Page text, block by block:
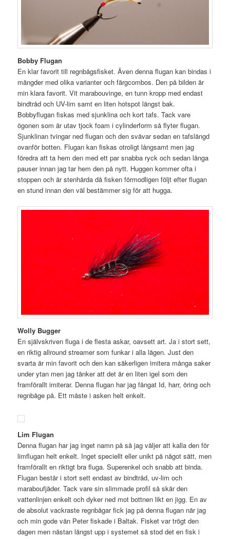
Bobby Flugan
En klar favorit till regnbågsfisket. Även denna flugan kan bindas i
mängder med olika varianter och färgcombos. Den på bilden är
min klara favorit. Vit marabouvinge, en tunn kropp med endast
bindtråd och UV-lim samt en liten hotspot längst bak.
Bobbyflugan fiskas med sjunklina och kort tafs. Tack vare
ögonen som är utav tjock foam i cylinderform så flyter flugan.
Sjunklinan tvingar ned flugan och den svävar sedan en tafslängd
ovanför botten. Flugan kan fiskas otroligt långsamt men jag
föredra att ta hem den med ett par snabba ryck och sedan långa
pauser innan jag tar hem den på nytt. Huggen kommer ofta i
stoppen och är stenhårda då fisken förmodligen följt efter flugan
en stund innan den väl bestämmer sig för att hugga.
Wolly Bugger
En självskriven fluga i de flesta askar, oavsett art. Ja i stort sett,
en riktig allround streamer som funkar i alla lägen. Just den
svarta är min favorit och den kan säkerligen imitera många saker
under ytan men jag tänker att det är en liten igel som den
framförallt imiterar. Denna flugan har jag fångat Id, harr, öring och
regnbåge på. Ett måste i asken helt enkelt.
Lim Flugan
Denna flugan har jag inget namn på så jag väljer att kalla den för
limflugan helt enkelt. Inget speciellt eller unikt på något sätt, men
framförallt en riktigt bra fluga. Superenkel och snabb att binda.
Flugan består i stort sett endast av bindtråd, uv-lim och
maraboufjäder. Tack vare sin slimmade profil så skär den
vattenlinjen enkelt och dyker ned mot bottnen likt en jigg. En av
de absolut vackraste regnbågar fick jag på denna flugan när jag
och min gode vän Peter fiskade i Baltak. Fisket var trögt den
dagen men nästan längst upp i systemet så stod det en fisk i